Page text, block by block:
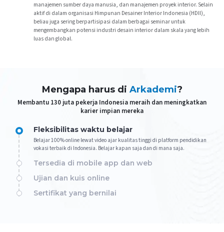
manajemen sumber daya manusia, dan manajemen proyek interior. Selain
aktif di dalam organisasi Himpunan Desainer Interior Indonesia (HDII),
beliau juga sering berpartisipasi dalam berbagai seminar untuk
mengembangkan potensi industri desain interior dalam skala yang lebih
luas dan global.
Mengapa harus di Arkademi?
Membantu 130 juta pekerja Indonesia meraih dan meningkatkan
karier impian mereka
Fleksibilitas waktu belajar
Belajar 100% online lewat video ajar kualitas tinggi di platform pendidikan
vokasi terbaik di Indonesia. Belajar kapan saja dan di mana saja.
Tersedia di mobile app dan web
Ujian dan kuis online
Sertifikat yang bernilai